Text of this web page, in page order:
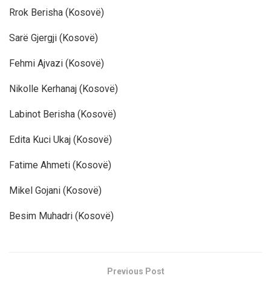
Rrok Berisha (Kosovë)
Sarë Gjergji (Kosovë)
Fehmi Ajvazi (Kosovë)
Nikolle Kerhanaj (Kosovë)
Labinot Berisha (Kosovë)
Edita Kuci Ukaj (Kosovë)
Fatime Ahmeti (Kosovë)
Mikel Gojani (Kosovë)
Besim Muhadri (Kosovë)
Previous Post